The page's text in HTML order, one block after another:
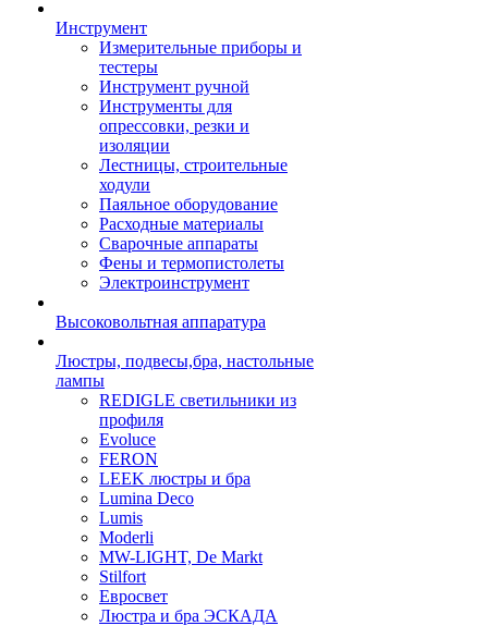
Инструмент
Измерительные приборы и
тестеры
Инструмент ручной
Инструменты для
опрессовки, резки и
изоляции
Лестницы, строительные
ходули
Паяльное оборудование
Расходные материалы
Сварочные аппараты
Фены и термопистолеты
Электроинструмент
Высоковольтная аппаратура
Люстры, подвесы,бра, настольные
лампы
REDIGLE светильники из
профиля
Evoluce
FERON
LEEK люстры и бра
Lumina Deco
Lumis
Moderli
MW-LIGHT, De Markt
Stilfort
Евросвет
Люстра и бра ЭСКАДА